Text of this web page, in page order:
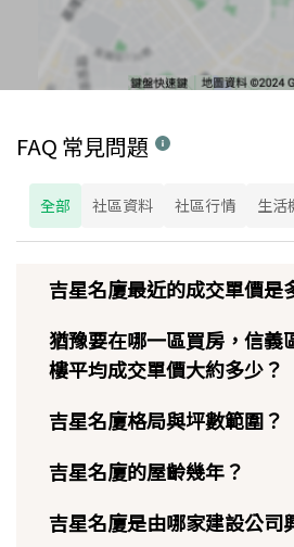
FAQ 常見問題
全部 社區資料 社區行情 生活
吉星名廈最近的成交單價是
猶豫要在哪一區買房，信義
樓平均成交單價大約多少？
吉星名廈格局與坪數範圍？
吉星名廈的屋齡幾年？
吉星名廈是由哪家建設公司